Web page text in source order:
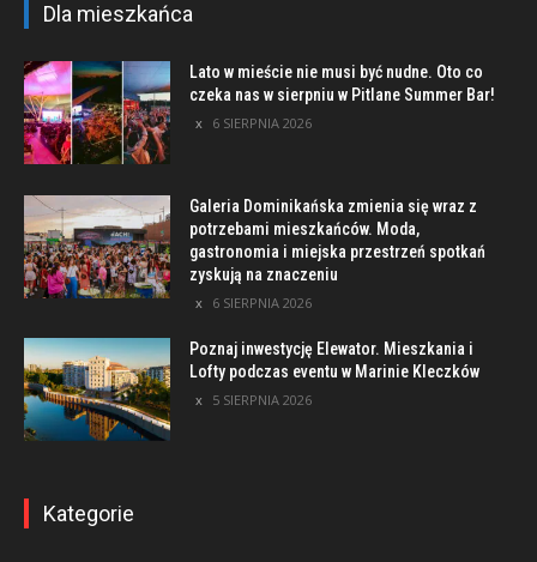
Dla mieszkańca
Lato w mieście nie musi być nudne. Oto co
czeka nas w sierpniu w Pitlane Summer Bar!
6 SIERPNIA 2026
Galeria Dominikańska zmienia się wraz z
potrzebami mieszkańców. Moda,
gastronomia i miejska przestrzeń spotkań
zyskują na znaczeniu
6 SIERPNIA 2026
Poznaj inwestycję Elewator. Mieszkania i
Lofty podczas eventu w Marinie Kleczków
5 SIERPNIA 2026
Kategorie